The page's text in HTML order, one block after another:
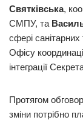
Святківська,
СМПУ, та
сфері
Офісу
інтеграції
Протягом
зміни потрібно